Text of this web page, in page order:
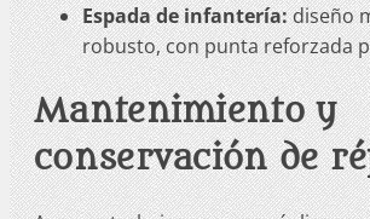
Espada de infantería:diseño
robusto, con punta reforzada
Mantenimiento y
conservación de